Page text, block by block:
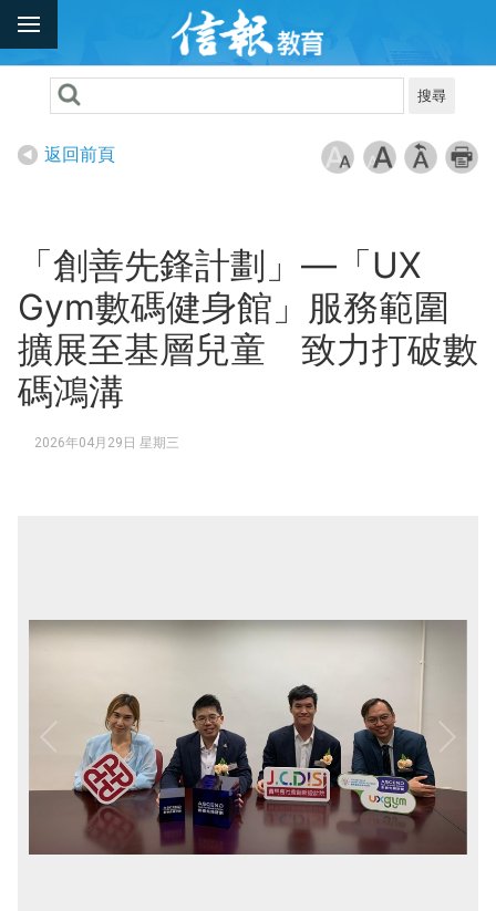
搜尋
返回前頁
「創善先鋒計劃」—「UX
Gym數碼健身館」服務範圍
擴展至基層兒童 致力打破數
碼鴻溝
2026年04月29日 星期三